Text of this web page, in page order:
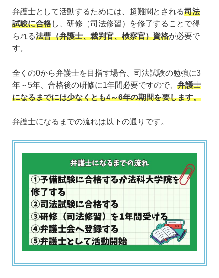
弁護士として活動するためには、超難関とされる司法
試験に合格し、研修（司法修習）を修了することで得
られる法曹（弁護士、裁判官、検察官）資格が必要で
す。
全くの0から弁護士を目指す場合、司法試験の勉強に3
年～5年、合格後の研修に1年間必要ですので、 弁護士
になるまでには少なくとも4～6年の期間を要します。
弁護士になるまでの流れは以下の通りです。